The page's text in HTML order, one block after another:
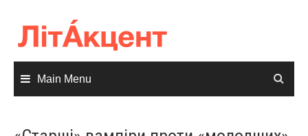
content
Main Menu